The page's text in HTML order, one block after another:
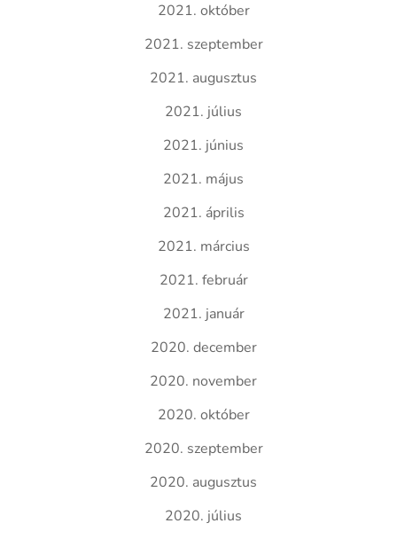
2021. október
2021. szeptember
2021. augusztus
2021. július
2021. június
2021. május
2021. április
2021. március
2021. február
2021. január
2020. december
2020. november
2020. október
2020. szeptember
2020. augusztus
2020. július